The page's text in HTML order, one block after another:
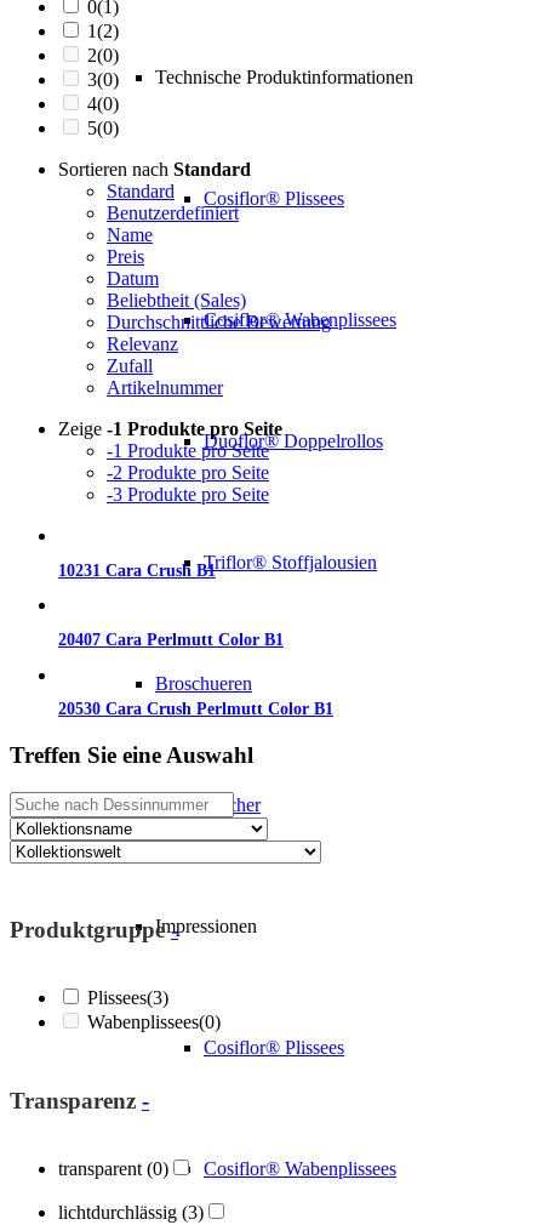
Technische Produktinformationen
Cosiflor® Plissees
Cosiflor® Wabenplissees
Duoflor® Doppelrollos
Triflor® Stoffjalousien
Broschueren
Für Endverbraucher
Impressionen
Cosiflor® Plissees
Cosiflor® Wabenplissees
0(1)
1(2)
2(0)
3(0)
4(0)
5(0)
Sortieren nach Standard
Standard
Benutzerdefiniert
Name
Preis
Datum
Beliebtheit (Sales)
Durchschnittliche Bewertung
Relevanz
Zufall
Artikelnummer
Zeige -1 Produkte pro Seite
-1 Produkte pro Seite
-2 Produkte pro Seite
-3 Produkte pro Seite
10231 Cara Crush B1
20407 Cara Perlmutt Color B1
20530 Cara Crush Perlmutt Color B1
Treffen Sie eine Auswahl
Produktgruppe-
Plissees(3)
Wabenplissees(0)
Transparenz -
transparent (0)
lichtdurchlässig (3)